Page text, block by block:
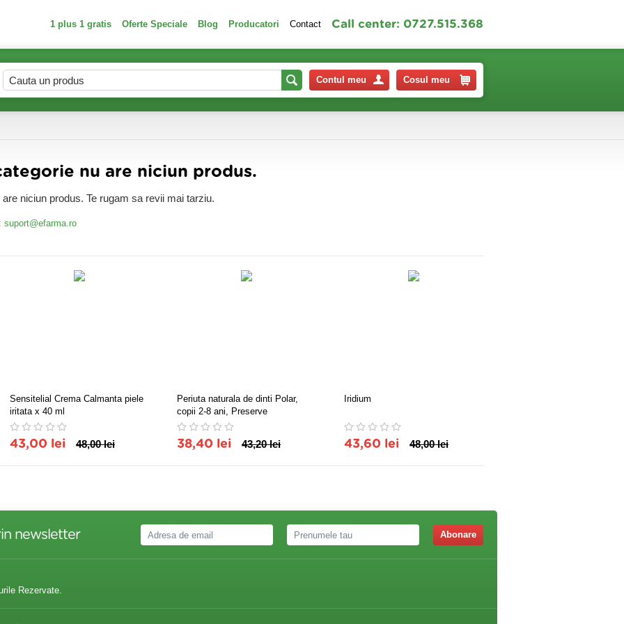
1 plus 1 gratis Oferte Speciale Blog Producatori Contact Call center: 0727.515.368
Contul meu Cosul meu
nu are niciun produs.
niciun produs. Te rugam sa revii mai tarziu.
suport@efarma.ro
Sensitelial Crema Calmanta piele
iritata x 40 ml
43,00 lei 48,00 lei
Periuta naturala de dinti Polar,
copii 2-8 ani, Preserve
38,40 lei 43,20 lei
Iridium
43,60 lei 48,00 lei
newsletter Abonare
Rezervate.